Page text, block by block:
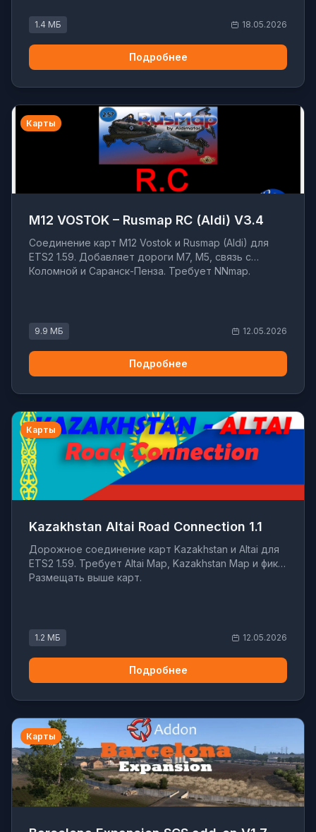
1.4 МБ 18.05.2026
Подробнее
Карты
M12 VOSTOK – Rusmap RC (Aldi) V3.4
Соединение карт M12 Vostok и Rusmap (Aldi) для
ETS2 1.59. Добавляет дороги M7, M5, связь с
Коломной и Саранск-Пенза. Требует NNmap.
9.9 МБ 12.05.2026
Подробнее
Карты
Kazakhstan Altai Road Connection 1.1
Дорожное соединение карт Kazakhstan и Altai для
ETS2 1.59. Требует Altai Map, Kazakhstan Map и фикс.
Размещать выше карт.
1.2 МБ 12.05.2026
Подробнее
Карты